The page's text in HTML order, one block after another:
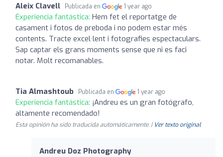
Aleix Clavell Publicada en 1 year ago
Experiencia fantástica: Hem fet el reportatge de
casament i fotos de preboda i no podem estar més
contents. Tracte excel·lent i fotografies espectaculars.
Sap captar els grans moments sense que ni es faci
notar. Molt recomanables.
Tia Almashtoub Publicada en 1 year ago
Experiencia fantástica: ¡Andreu es un gran fotógrafo,
altamente recomendado!
Esta opinión ha sido traducida automáticamente. | Ver texto original
Andreu Doz Photography